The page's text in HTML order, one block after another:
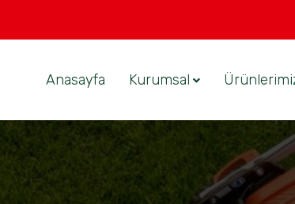
Anasayfa Kurumsal